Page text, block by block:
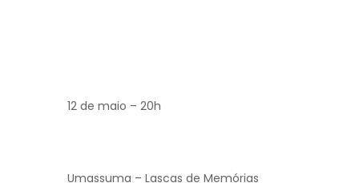
12 de maio – 20h
Umassuma – Lascas de Memórias